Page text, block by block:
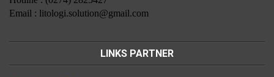
Email : litologi.solution@gmail.com
LINKS PARTNER